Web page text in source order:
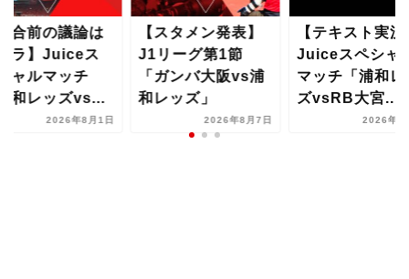
タメン発表】
ーグ第1節
ンバ大阪vs浦
ッズ」
2026年8月7日
【テキスト実況】
Juiceスペシャル
マッチ「浦和レッ
ズvsRB大宮...
2026年8月1日
【試合前の議論
コチラ】Juice
ペシャルマッチ
「浦和レッズ
2026年8